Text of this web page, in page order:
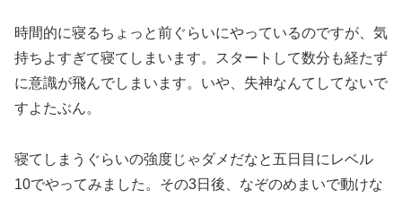
時間的に寝るちょっと前ぐらいにやっているのですが、気
持ちよすぎて寝てしまいます。スタートして数分も経たず
に意識が飛んでしまいます。いや、失神なんてしてないで
すよたぶん。
寝てしまうぐらいの強度じゃダメだなと五日目にレベル
10でやってみました。その3日後、なぞのめまいで動けな